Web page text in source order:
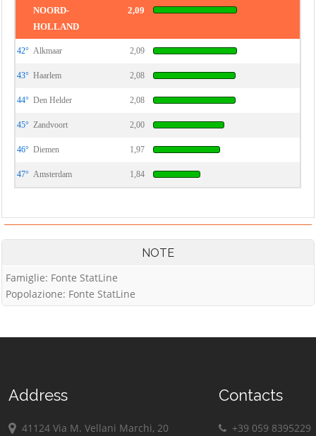
NOORD-
HOLLAND
2,09
42° Alkmaar 2,09
43° Haarlem 2,08
44° Den Helder 2,08
45° Zandvoort 2,00
46° Diemen 1,97
47° Amsterdam 1,84
NOTE
Famiglie: Fonte StatLine
Popolazione: Fonte StatLine
Address
41124 Via M. Vellani Marchi, 20
Contacts
+39 059 8395229